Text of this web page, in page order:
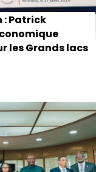
: Patrick
les Grands lacs